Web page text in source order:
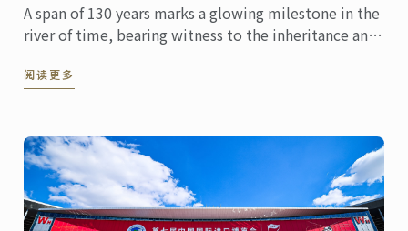
A span of 130 years marks a glowing milestone in the
river of time, bearing witness to the inheritance and
阅读更多